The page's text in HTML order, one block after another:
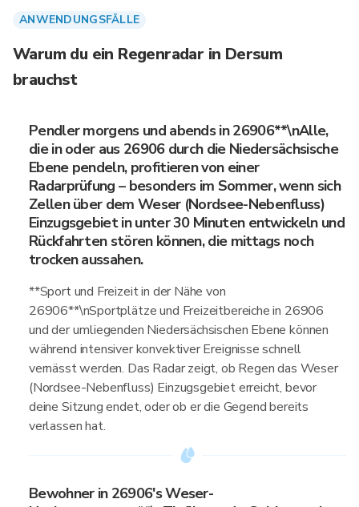
ANWENDUNGSFÄLLE
Warum du ein Regenradar in Dersum
brauchst
Pendler morgens und abends in 26906**\nAlle,
die in oder aus 26906 durch die Niedersächsische
Ebene pendeln, profitieren von einer
Radarprüfung – besonders im Sommer, wenn sich
Zellen über dem Weser (Nordsee-Nebenfluss)
Einzugsgebiet in unter 30 Minuten entwickeln und
Rückfahrten stören können, die mittags noch
trocken aussahen.
**Sport und Freizeit in der Nähe von
26906**\nSportplätze und Freizeitbereiche in 26906
und der umliegenden Niedersächsischen Ebene können
während intensiver konvektiver Ereignisse schnell
vernässt werden. Das Radar zeigt, ob Regen das Weser
(Nordsee-Nebenfluss) Einzugsgebiet erreicht, bevor
deine Sitzung endet, oder ob er die Gegend bereits
verlassen hat.
Bewohner in 26906's Weser-